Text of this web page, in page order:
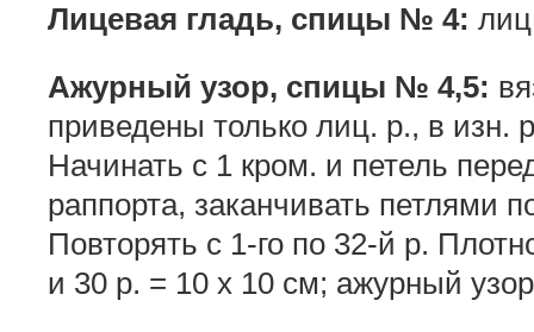
Лицевая гладь, спицы № 4:
Ажурный узор, спицы № 4,5:
приведены только лиц. р., в изн.
Начинать с 1 кром. и петель
раппорта, заканчивать петлями
Повторять с 1-го по 32-й р.
и 30 р. = 10 х 10 см; ажурный